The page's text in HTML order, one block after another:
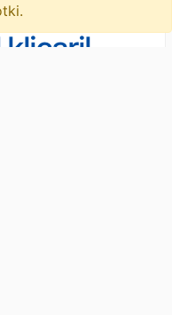
klicaril